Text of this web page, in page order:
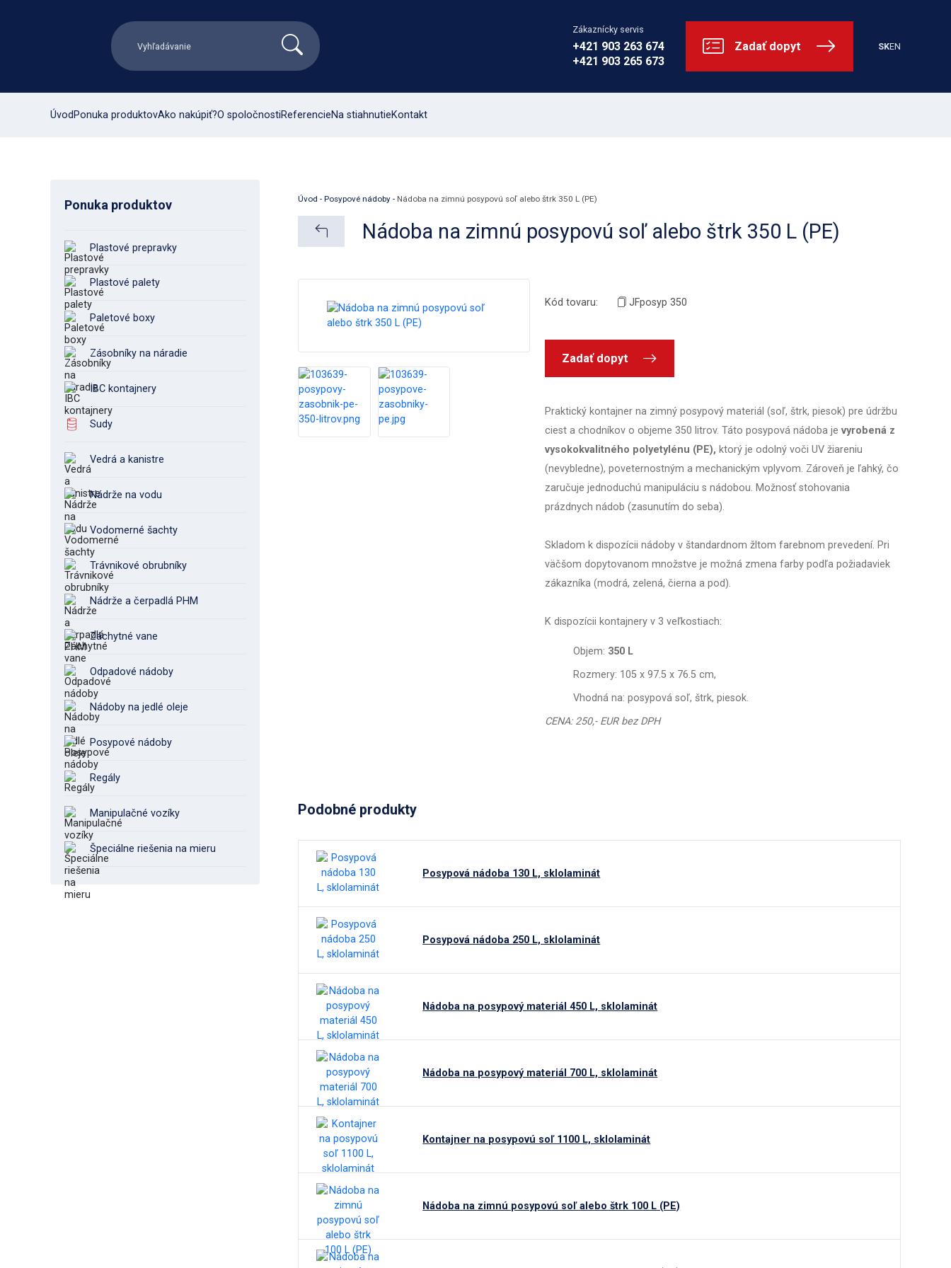
Zákaznícky servis
+421 903 263 674
+421 903 265 673
Zadať dopyt SKEN
Úvod Ponuka produktovAko nakúpiť?O spoločnostiReferencieNa stiahnutieKontakt
Ponuka produktov
Plastové prepravky
Plastové palety
Paletové boxy
Zásobníky na náradie
IBC kontajnery
Sudy
Vedrá a kanistre
Nádrže na vodu
Vodomerné šachty
Trávnikové obrubníky
Nádrže a čerpadlá PHM
Záchytné vane
Odpadové nádoby
Nádoby na jedlé oleje
Posypové nádoby
Regály
Manipulačné vozíky
Špeciálne riešenia na mieru
Úvod -Posypové nádoby - Nádoba na zimnú posypovú soľ alebo štrk 350 L (PE)
Nádoba na zimnú posypovú soľ alebo štrk 350 L (PE)
Kód tovaru: JFposyp 350
Zadať dopyt
Praktický kontajner na zimný posypový materiál (soľ, štrk, piesok) pre údržbu
ciest a chodníkov o objeme 350 litrov. Táto posypová nádoba jevyrobená z
vysokokvalitného polyetylénu (PE), ktorý je odolný voči UV žiareniu
(nevybledne), poveternostným a mechanickým vplyvom. Zároveň je ľahký, čo
zaručuje jednoduchú manipuláciu s nádobou. Možnosť stohovania
prázdnych nádob (zasunutím do seba).
Skladom k dispozícii nádoby v štandardnom žltom farebnom prevedení. Pri
väčšom dopytovanom množstve je možná zmena farby podľa požiadaviek
zákazníka (modrá, zelená, čierna a pod).
K dispozícii kontajnery v 3 veľkostiach:
Objem: 350 L
Rozmery: 105 x 97.5 x 76.5 cm,
Vhodná na: posypová soľ, štrk, piesok.
CENA: 250,- EUR bez DPH
Podobné produkty
Posypová nádoba 130 L, sklolaminát
Posypová nádoba 250 L, sklolaminát
Nádoba na posypový materiál 450 L, sklolaminát
Nádoba na posypový materiál 700 L, sklolaminát
Kontajner na posypovú soľ 1100 L, sklolaminát
Nádoba na zimnú posypovú soľ alebo štrk 100 L (PE)